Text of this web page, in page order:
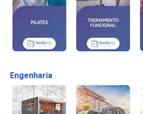
Engenharia